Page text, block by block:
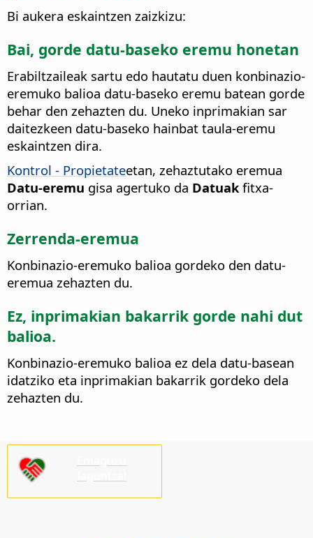
Bi aukera eskaintzen zaizkizu:
Bai, gorde datu-baseko eremu honetan
Erabiltzaileak sartu edo hautatu duen konbinazio-
eremuko balioa datu-baseko eremu batean gorde
behar den zehazten du. Uneko inprimakian sar
daitezkeen datu-baseko hainbat taula-eremu
eskaintzen dira.
Kontrol - Propietateetan, zehaztutako eremua
Datu-eremu gisa agertuko da Datuak fitxa-
orrian.
Zerrenda-eremua
Konbinazio-eremuko balioa gordeko den datu-
eremua zehazten du.
Ez, inprimakian bakarrik gorde nahi dut
balioa.
Konbinazio-eremuko balioa ez dela datu-basean
idatziko eta inprimakian bakarrik gordeko dela
zehazten du.